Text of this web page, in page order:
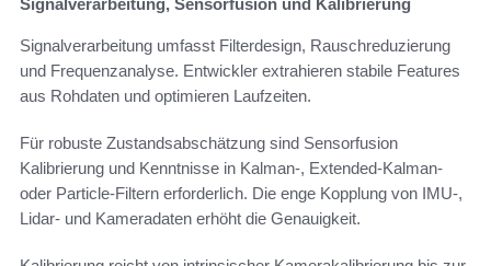
Signalverarbeitung, Sensorfusion und Kalibrierung
Signalverarbeitung umfasst Filterdesign, Rauschreduzierung
und Frequenzanalyse. Entwickler extrahieren stabile Features
aus Rohdaten und optimieren Laufzeiten.
Für robuste Zustandsabschätzung sind Sensorfusion
Kalibrierung und Kenntnisse in Kalman-, Extended-Kalman-
oder Particle-Filtern erforderlich. Die enge Kopplung von IMU-,
Lidar- und Kameradaten erhöht die Genauigkeit.